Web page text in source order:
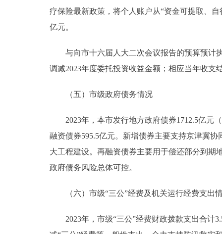
疗保险最新政策，将个人账户从“资金可提取、
亿元。
与向市十六届人大二次会议报告的预算预计执
调减2023年度委托投资收益金额；相应当年收支
（五）市级政府债务情况
2023年，本市发行地方政府债券1712.5亿元（
融资债券595.5亿元。新增债券主要支持京津冀
大工程建设。再融资债券主要用于偿还部分到期
政府债务风险总体可控。
（六）市级“三公”经费及机关运行经费支出
2023年，市级“三公”经费财政拨款支出合计